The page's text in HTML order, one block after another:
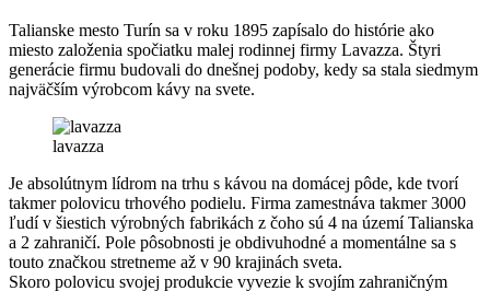
Talianske mesto Turín sa v roku 1895 zapísalo do histórie ako
miesto založenia spočiatku malej rodinnej firmy Lavazza. Štyri
generácie firmu budovali do dnešnej podoby, kedy sa stala siedmym
najväčším výrobcom kávy na svete.
lavazza
Je absolútnym lídrom na trhu s kávou na domácej pôde, kde tvorí
takmer polovicu trhového podielu. Firma zamestnáva takmer 3000
ľudí v šiestich výrobných fabrikách z čoho sú 4 na území Talianska
a 2 zahraničí. Pole pôsobnosti je obdivuhodné a momentálne sa s
touto značkou stretneme až v 90 krajinách sveta.
Skoro polovicu svojej produkcie vyvezie k svojím zahraničným